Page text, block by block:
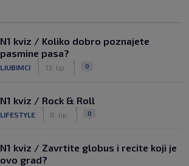
N1 kviz / Koliko dobro poznajete
pasmine pasa?
LJUBIMCI 13. lip. 0
N1 kviz / Rock & Roll
LIFESTYLE 8. lip. 0
N1 kviz / Zavrtite globus i recite koji je
ovo grad?